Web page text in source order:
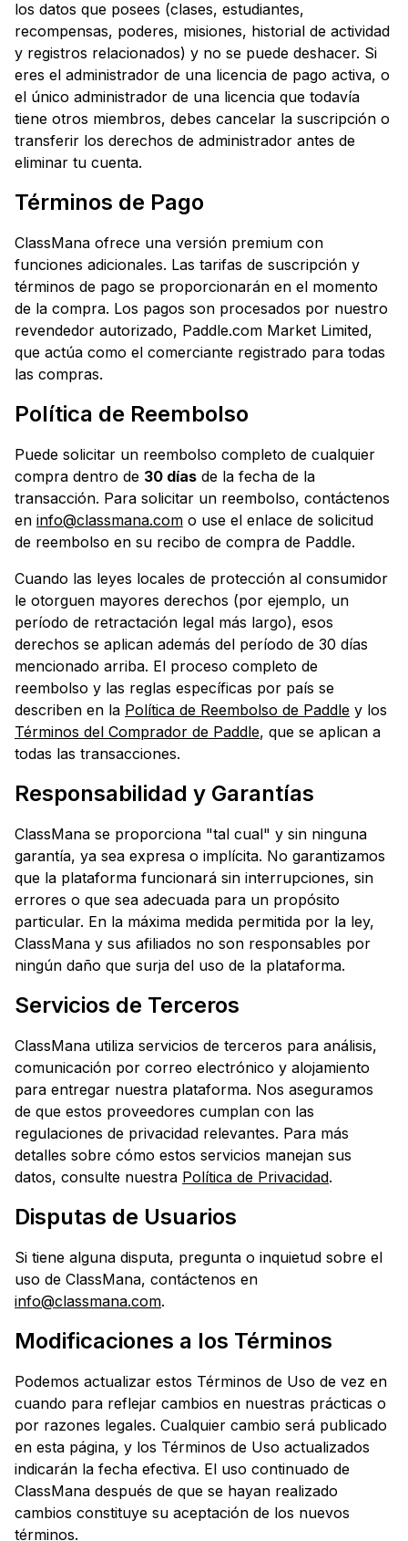
los datos que posees (clases, estudiantes,
recompensas, poderes, misiones, historial de actividad
y registros relacionados) y no se puede deshacer. Si
eres el administrador de una licencia de pago activa, o
el único administrador de una licencia que todavía
tiene otros miembros, debes cancelar la suscripción o
transferir los derechos de administrador antes de
eliminar tu cuenta.
Términos de Pago
ClassMana ofrece una versión premium con
funciones adicionales. Las tarifas de suscripción y
términos de pago se proporcionarán en el momento
de la compra. Los pagos son procesados por nuestro
revendedor autorizado, Paddle.com Market Limited,
que actúa como el comerciante registrado para todas
las compras.
Política de Reembolso
Puede solicitar un reembolso completo de cualquier
compra dentro de 30 días de la fecha de la
transacción. Para solicitar un reembolso, contáctenos
en info@classmana.com o use el enlace de solicitud
de reembolso en su recibo de compra de Paddle.
Cuando las leyes locales de protección al consumidor
le otorguen mayores derechos (por ejemplo, un
período de retractación legal más largo), esos
derechos se aplican además del período de 30 días
mencionado arriba. El proceso completo de
reembolso y las reglas específicas por país se
describen en la Política de Reembolso de Paddle y los
Términos del Comprador de Paddle, que se aplican a
todas las transacciones.
Responsabilidad y Garantías
ClassMana se proporciona "tal cual" y sin ninguna
garantía, ya sea expresa o implícita. No garantizamos
que la plataforma funcionará sin interrupciones, sin
errores o que sea adecuada para un propósito
particular. En la máxima medida permitida por la ley,
ClassMana y sus afiliados no son responsables por
ningún daño que surja del uso de la plataforma.
Servicios de Terceros
ClassMana utiliza servicios de terceros para análisis,
comunicación por correo electrónico y alojamiento
para entregar nuestra plataforma. Nos aseguramos
de que estos proveedores cumplan con las
regulaciones de privacidad relevantes. Para más
detalles sobre cómo estos servicios manejan sus
datos, consulte nuestra Política de Privacidad.
Disputas de Usuarios
Si tiene alguna disputa, pregunta o inquietud sobre el
uso de ClassMana, contáctenos en
info@classmana.com.
Modificaciones a los Términos
Podemos actualizar estos Términos de Uso de vez en
cuando para reflejar cambios en nuestras prácticas o
por razones legales. Cualquier cambio será publicado
en esta página, y los Términos de Uso actualizados
indicarán la fecha efectiva. El uso continuado de
ClassMana después de que se hayan realizado
cambios constituye su aceptación de los nuevos
términos.